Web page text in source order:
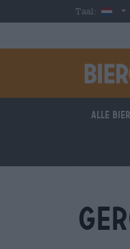
Skip to main content
Taal:
Alle